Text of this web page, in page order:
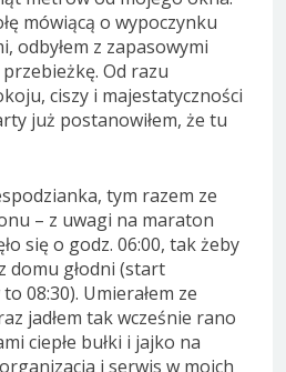
mówiącą o wypoczynku
odbyłem z zapasowymi
Od razu
ciszy i majestatyczności
już postanowiłem, że tu
tym razem ze
– z uwagi na maraton
się o godz. 06:00, tak żeby
domu głodni (start
08:30). Umierałem ze
jadłem tak wcześnie rano
ciepłe bułki i jajko na
i serwis w moich